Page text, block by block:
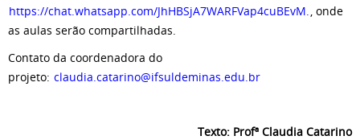
https://chat.whatsapp.com/JhHBSjA7WARFVap4cuBEvM., onde
as aulas serão compartilhadas.
Contato da coordenadora do
projeto: claudia.catarino@ifsuldeminas.edu.br
Texto: Profª Claudia Catarino